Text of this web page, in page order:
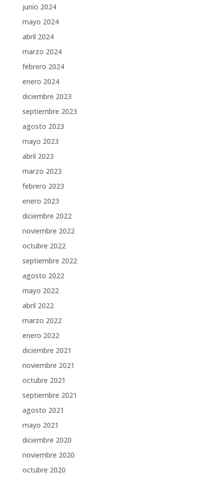
junio 2024
mayo 2024
abril 2024
marzo 2024
febrero 2024
enero 2024
diciembre 2023
septiembre 2023
agosto 2023
mayo 2023
abril 2023
marzo 2023
febrero 2023
enero 2023
diciembre 2022
noviembre 2022
octubre 2022
septiembre 2022
agosto 2022
mayo 2022
abril 2022
marzo 2022
enero 2022
diciembre 2021
noviembre 2021
octubre 2021
septiembre 2021
agosto 2021
mayo 2021
diciembre 2020
noviembre 2020
octubre 2020